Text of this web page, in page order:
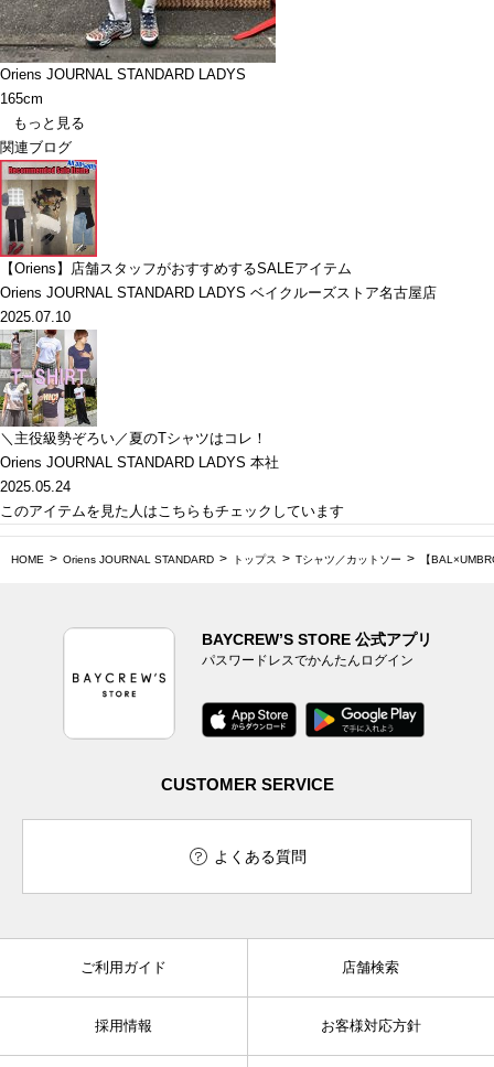
Oriens JOURNAL STANDARD LADYS
165cm
もっと見る
関連ブログ
【Oriens】店舗スタッフがおすすめするSALEアイテム
Oriens JOURNAL STANDARD LADYS ベイクルーズストア名古屋店
2025.07.10
＼主役級勢ぞろい／夏のTシャツはコレ！
Oriens JOURNAL STANDARD LADYS 本社
2025.05.24
このアイテムを見た人はこちらもチェックしています
HOME Oriens JOURNAL STANDARD トップス Tシャツ／カットソー 【
BAYCREW’S STORE 公式アプリ
パスワードレスでかんたんログイン
CUSTOMER SERVICE
よくある質問
ご利用ガイド 店舗検索
採用情報 お客様対応方針